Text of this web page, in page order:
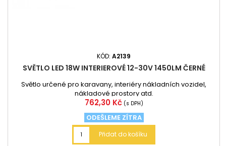
KÓD: A2139
SVĚTLO LED 18W INTERIEROVÉ 12-30V 1450LM ČERNÉ
Světlo určené pro karavany, interiéry nákladních vozidel,
nákladové prostory atd.
Cena
762,30 Kč (s DPH)
ODEŠLEME ZÍTRA
Přidat do košíku